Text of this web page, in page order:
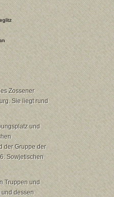
Zossener
Sie liegt rund
und
der Gruppe der
Sowjetischen
Truppen und
und dessen